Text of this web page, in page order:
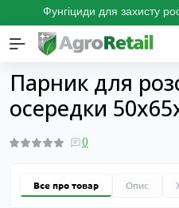
Фунгіциди для захисту
Каталог товарів Товари
Парник для
осередки
0
Все про товар Опис